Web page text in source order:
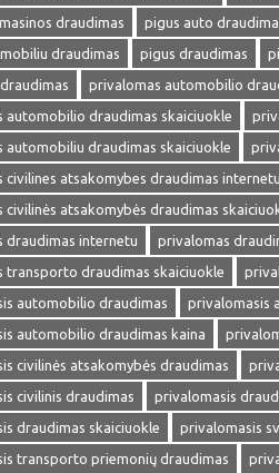
draudimas
pigus auto
draudimas
pigus draudimas
privalomas automobilio
automobilio draudimas skaiciuokle
automobiliu draudimas skaiciuokle
civilines atsakomybes draudimas internetu
civilinės atsakomybės draudimas
draudimas internetu
privalomas
transporto draudimas skaiciuokle
automobilio draudimas
privalomasis
automobilio draudimas kaina
civilinės atsakomybės draudimas
civilinis draudimas
privalomasis
draudimas skaiciuokle
privalomasis
transporto priemonių draudimas